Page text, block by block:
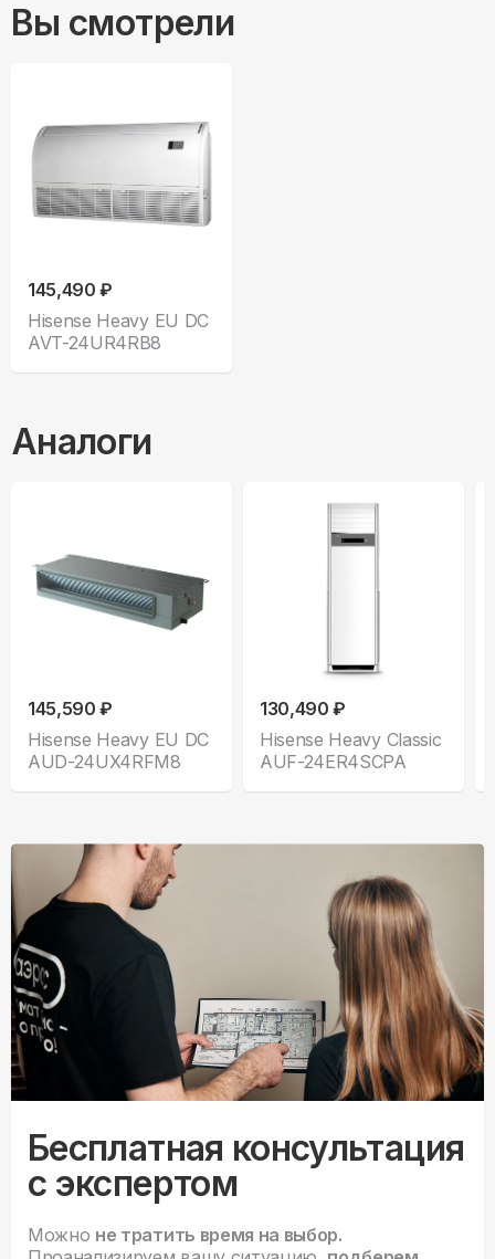
Вы смотрели
145,490 ₽
Hisense Heavy EU DC
AVT-24UR4RB8
Аналоги
145,590 ₽
Hisense Heavy EU DC
AUD-24UX4RFM8
130,490 ₽
Hisense Heavy Classic
AUF-24ER4SCPA
Бесплатная консультация
с экспертом
Можно не тратить время на выбор.